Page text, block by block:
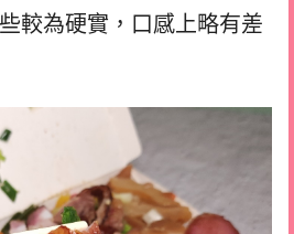
較為硬實，口感上略有差